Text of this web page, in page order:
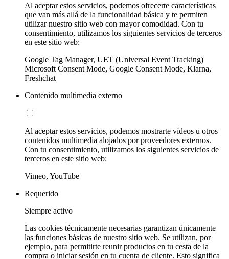
Al aceptar estos servicios, podemos ofrecerte características
que van más allá de la funcionalidad básica y te permiten
utilizar nuestro sitio web con mayor comodidad. Con tu
consentimiento, utilizamos los siguientes servicios de terceros
en este sitio web:
Google Tag Manager, UET (Universal Event Tracking)
Microsoft Consent Mode, Google Consent Mode, Klarna,
Freshchat
Contenido multimedia externo
Al aceptar estos servicios, podemos mostrarte vídeos u otros
contenidos multimedia alojados por proveedores externos.
Con tu consentimiento, utilizamos los siguientes servicios de
terceros en este sitio web:
Vimeo, YouTube
Requerido
Siempre activo
Las cookies técnicamente necesarias garantizan únicamente
las funciones básicas de nuestro sitio web. Se utilizan, por
ejemplo, para permitirte reunir productos en tu cesta de la
compra o iniciar sesión en tu cuenta de cliente. Esto significa